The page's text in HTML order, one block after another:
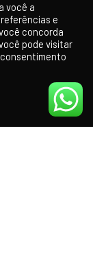
do Universo
você a
e
concorda
pode visitar